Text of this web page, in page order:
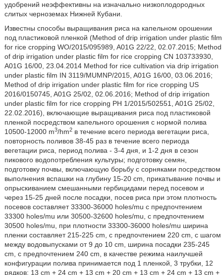
удобрений неэффективны на изначально низкоплодородных
слитых черноземах Нижней Кубани.
Известны способы выращивания риса на капельном орошении
под пластиковой пленкой (Method of drip irrigation under plastic film
for rice cropping WO/2015/095989, A01G 22/22, 02.07.2015; Method
of drip irrigation under plastic film for rice cropping CN 103733930,
A01G 16/00, 23.04.2014 Method for rice cultivation via drip irrigation
under plastic film IN 3119/MUMNP/2015, A01G 16/00, 03.06.2016;
Method of drip irrigation under plastic film for rice cropping US
2016/0150745, A01G 25/02, 02.06.2016; Method of drip irrigation
under plastic film for rice cropping PH 1/2015/502551, A01G 25/02,
22.02.2016), включающие выращивания риса под пластиковой
пленкой посредством капельного орошения с нормой полива
10500-12000 m3/hm2в течение всего периода вегетации риса,
повторность поливов 38-45 раз в течение всего периода
вегетации риса, период полива - 3-4 дня, и 1-2 дня в сезон
пикового водопотребления культуры; подготовку семян,
подготовку почвы, включающую борьбу с сорняками посредством
выполнения вспашки на глубину 15-20 cm, прикатывание почвы и
опрыскиванием смешанными гербицидами перед посевом и
через 15-25 дней после посадки, посев риса при этом плотность
посевов составляет 33300-36000 holes/mu с предпочтением
33300 holes/mu или 30500-32600 holes/mu, с предпочтением
30500 holes/mu, при плотности 33300-36000 holes/mu ширина
пленки составляет 215-225 cm, с предпочтением 220 cm, с шагом
между водовыпусками от 9 до 10 cm, ширина посадки 235-245
cm, с предпочтением 240 cm, в качестве режима наилучшей
конфигурации полива принимается под 1 пленкой, 3 трубки, 12
рядков: 13 cm + 24 cm + 13 cm + 20 cm + 13 cm + 24 cm + 13 cm +